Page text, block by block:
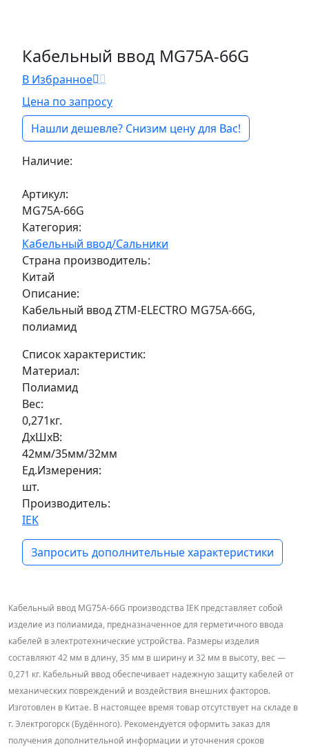
Кабельный ввод MG75A-66G
В Избранное
Цена по запросу
Нашли дешевле? Снизим цену для Вас!
Наличие:
Артикул:
MG75A-66G
Категория:
Кабельный ввод/Сальники
Страна производитель:
Китай
Описание:
Кабельный ввод ZTM-ELECTRO MG75A-66G,
полиамид
Список характеристик:
Материал:
Полиамид
Вес:
0,271кг.
ДxШxВ:
42мм/35мм/32мм
Ед.Измерения:
шт.
Производитель:
IEK
Запросить дополнительные характеристики
Кабельный ввод MG75A-66G производства IEK представляет собой
изделие из полиамида, предназначенное для герметичного ввода
кабелей в электротехнические устройства. Размеры изделия
составляют 42 мм в длину, 35 мм в ширину и 32 мм в высоту, вес —
0,271 кг. Кабельный ввод обеспечивает надежную защиту кабелей от
механических повреждений и воздействия внешних факторов.
Изготовлен в Китае. В настоящее время товар отсутствует на складе в
г. Электрогорск (Будённого). Рекомендуется оформить заказ для
получения дополнительной информации и уточнения сроков